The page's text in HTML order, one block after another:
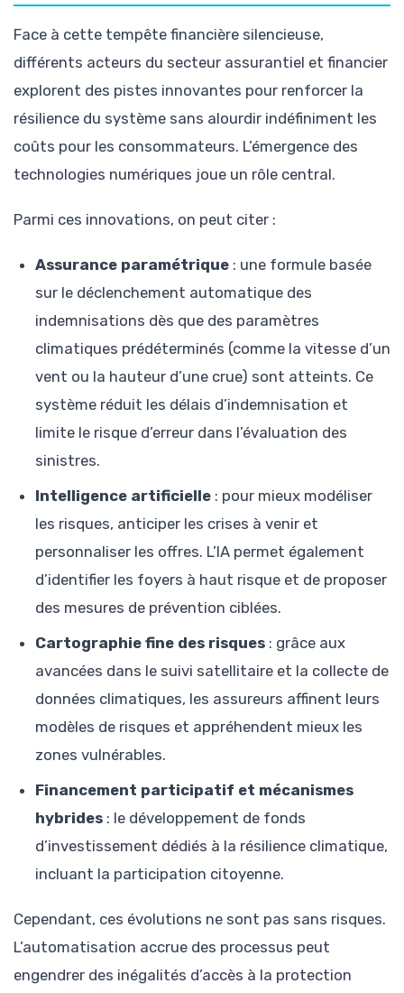
Face à cette tempête financière silencieuse,
différents acteurs du secteur assurantiel et financier
explorent des pistes innovantes pour renforcer la
résilience du système sans alourdir indéfiniment les
coûts pour les consommateurs. L’émergence des
technologies numériques joue un rôle central.
Parmi ces innovations, on peut citer :
Assurance paramétrique : une formule basée
sur le déclenchement automatique des
indemnisations dès que des paramètres
climatiques prédéterminés (comme la vitesse d’un
vent ou la hauteur d’une crue) sont atteints. Ce
système réduit les délais d’indemnisation et
limite le risque d’erreur dans l’évaluation des
sinistres.
Intelligence artificielle : pour mieux modéliser
les risques, anticiper les crises à venir et
personnaliser les offres. L’IA permet également
d’identifier les foyers à haut risque et de proposer
des mesures de prévention ciblées.
Cartographie fine des risques : grâce aux
avancées dans le suivi satellitaire et la collecte de
données climatiques, les assureurs affinent leurs
modèles de risques et appréhendent mieux les
zones vulnérables.
Financement participatif et mécanismes
hybrides : le développement de fonds
d’investissement dédiés à la résilience climatique,
incluant la participation citoyenne.
Cependant, ces évolutions ne sont pas sans risques.
L’automatisation accrue des processus peut
engendrer des inégalités d’accès à la protection